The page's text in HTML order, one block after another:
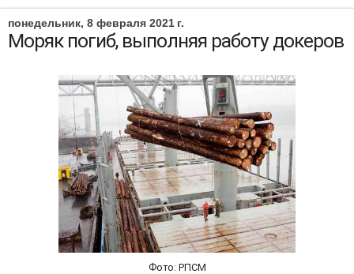
понедельник, 8 февраля 2021 г.
Моряк погиб, выполняя работу докеров
Фото: РПСМ